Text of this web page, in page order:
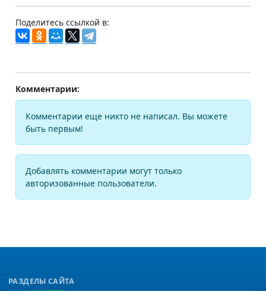
Поделитесь ссылкой в:
Комментарии:
Комментарии еще никто не написал. Вы можете
быть первым!
Добавлять комментарии могут только
авторизованные пользователи.
РАЗДЕЛЫ САЙТА